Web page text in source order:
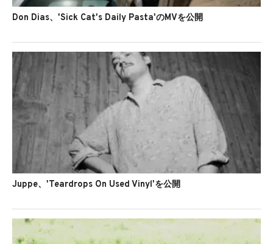
Don Dias、'Sick Cat's Daily Pasta'のMVを公開
Juppe、'Teardrops On Used Vinyl'を公開